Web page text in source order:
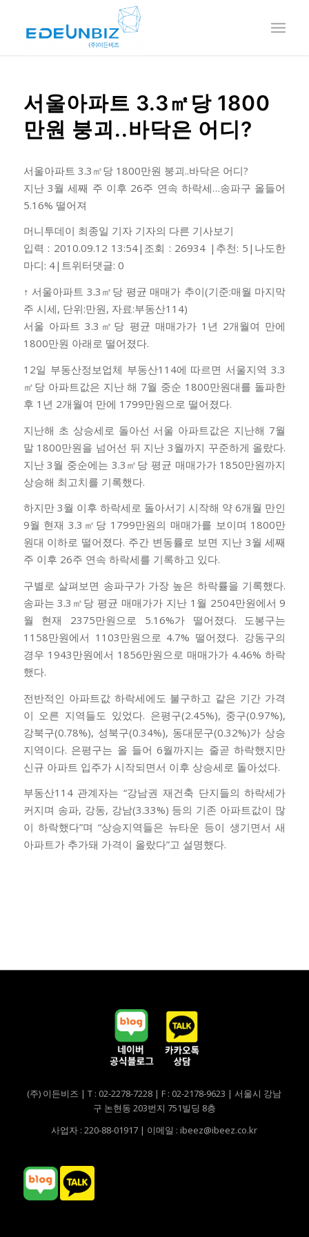
서울아파트 3.3㎡당 1800
만원 붕괴..바닥은 어디?
서울아파트 3.3㎡당 1800만원 붕괴..바닥은 어디?
지난 3월 세째 주 이후 26주 연속 하락세…송파구 올들어
5.16% 떨어져
머니투데이 최종일 기자 기자의 다른 기사보기
입력 : 2010.09.12 13:54|조회 : 26934 |추천: 5|나도한
마디: 4|트위터댓글: 0
↑ 서울아파트 3.3㎡당 평균 매매가 추이(기준:매월 마지막
주 시세, 단위:만원, 자료:부동산114)
서울 아파트 3.3㎡당 평균 매매가가 1년 2개월여 만에
1800만원 아래로 떨어졌다.
12일 부동산정보업체 부동산114에 따르면 서울지역 3.3
㎡당 아파트값은 지난 해 7월 중순 1800만원대를 돌파한
후 1년 2개월여 만에 1799만원으로 떨어졌다.
지난해 초 상승세로 돌아선 서울 아파트값은 지난해 7월
말 1800만원을 넘어선 뒤 지난 3월까지 꾸준하게 올랐다.
지난 3월 중순에는 3.3㎡당 평균 매매가가 1850만원까지
상승해 최고치를 기록했다.
하지만 3월 이후 하락세로 돌아서기 시작해 약 6개월 만인
9월 현재 3.3㎡당 1799만원의 매매가를 보이며 1800만
원대 이하로 떨어졌다. 주간 변동률로 보면 지난 3월 세째
주 이후 26주 연속 하락세를 기록하고 있다.
구별로 살펴보면 송파구가 가장 높은 하락률을 기록했다.
송파는 3.3㎡당 평균 매매가가 지난 1월 2504만원에서 9
월 현재 2375만원으로 5.16%가 떨어졌다. 도봉구는
1158만원에서 1103만원으로 4.7% 떨어졌다. 강동구의
경우 1943만원에서 1856만원으로 매매가가 4.46% 하락
했다.
전반적인 아파트값 하락세에도 불구하고 같은 기간 가격
이 오른 지역들도 있었다. 은평구(2.45%), 중구(0.97%),
강북구(0.78%), 성북구(0.34%), 동대문구(0.32%)가 상승
지역이다. 은평구는 올 들어 6월까지는 줄곧 하락했지만
신규 아파트 입주가 시작되면서 이후 상승세로 돌아섰다.
부동산114 관계자는 “강남권 재건축 단지들의 하락세가
커지며 송파, 강동, 강남(3.33%) 등의 기존 아파트값이 많
이 하락했다”며 “상승지역들은 뉴타운 등이 생기면서 새
아파트가 추가돼 가격이 올랐다”고 설명했다.
(주) 이든비즈 | T : 02-2278-7228 | F : 02-2178-9623 | 서울시 강남
구 논현동 203번지 751빌딩 8층
사업자 : 220-88-01917 | 이메일 : ibeez@ibeez.co.kr